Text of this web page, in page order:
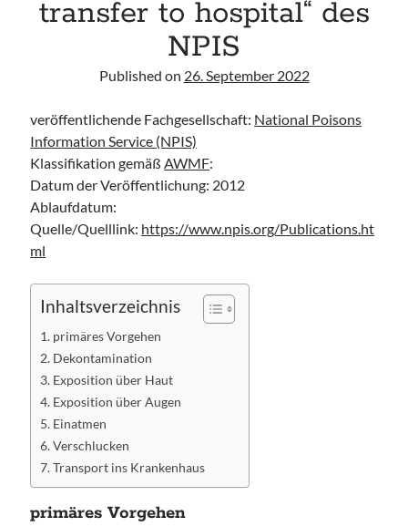
Leitlinie „Bauchschmerz bei Kindern und Jugendlichen – Bildgebende
Leitlinie „Erbrechen im Kindes- und Jugendalter – Bildgebende
transfer to hospital“ des
NPIS
Published on 26. September 2022
veröffentlichende Fachgesellschaft: National Poisons
Information Service (NPIS)
Klassifikation gemäßAWMF:
Datum der Veröffentlichung: 2012
Ablaufdatum:
Quelle/Quelllink: https://www.npis.org/Publications.ht
ml
Inhaltsverzeichnis
primäres Vorgehen
Dekontamination
Exposition über Haut
Exposition über Augen
Einatmen
Verschlucken
Transport ins Krankenhaus
primäres Vorgehen